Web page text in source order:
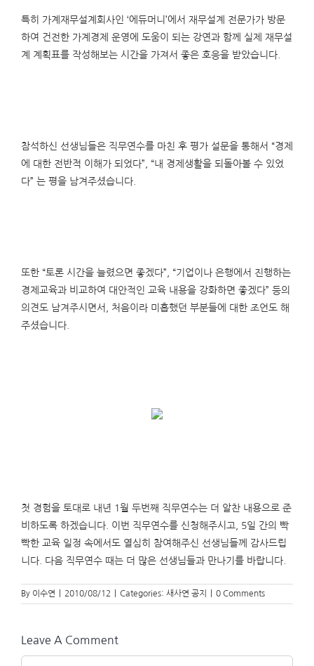
특히 가계재무설계회사인 ‘에듀머니’에서 재무설계 전문가가 방문
하여 건전한 가계경제 운영에 도움이 되는 강연과 함께 실제 재무설
계 계획표를 작성해보는 시간을 가져서 좋은 호응을 받았습니다.
참석하신 선생님들은 직무연수를 마친 후 평가 설문을 통해서 “경제
에 대한 전반적 이해가 되었다”, “내 경제생활을 되돌아볼 수 있었
다” 는 평을 남겨주셨습니다.
또한 “토론 시간을 늘렸으면 좋겠다”, “기업이나 은행에서 진행하는
경제교육과 비교하여 대안적인 교육 내용을 강화하면 좋겠다” 등의
의견도 남겨주시면서, 처음이라 미흡했던 부분들에 대한 조언도 해
주셨습니다.
첫 경험을 토대로 내년 1월 두번째 직무연수는 더 알찬 내용으로 준
비하도록 하겠습니다. 이번 직무연수를 신청해주시고, 5일 간의 빡
빡한 교육 일정 속에서도 열심히 참여해주신 선생님들께 감사드립
니다. 다음 직무연수 때는 더 많은 선생님들과 만나기를 바랍니다.
By 이수연 2010/08/12 Categories: 새사연 공지 0 Comments
Leave A Comment